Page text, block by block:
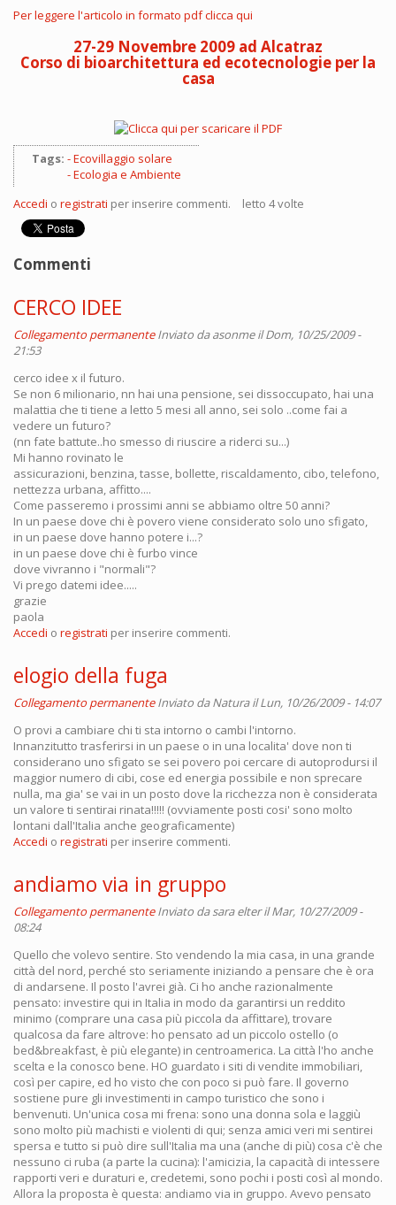
Per leggere l'articolo in formato pdf clicca qui
27-29 Novembre 2009 ad Alcatraz
Corso di bioarchitettura ed ecotecnologie per la
casa
Tags:
Ecovillaggio solare
Ecologia e Ambiente
Accedi o registrati per inserire commenti. letto 4 volte
Commenti
CERCO IDEE
Collegamento permanente Inviato daasonmeil Dom, 10/25/2009 -
21:53
cerco idee x il futuro.
Se non 6 milionario, nn hai una pensione, sei dissoccupato, hai una
malattia che ti tiene a letto 5 mesi all anno, sei solo ..come fai a
vedere un futuro?
(nn fate battute..ho smesso di riuscire a riderci su...)
Mi hanno rovinato le
assicurazioni, benzina, tasse, bollette, riscaldamento, cibo, telefono,
nettezza urbana, affitto....
Come passeremo i prossimi anni se abbiamo oltre 50 anni?
In un paese dove chi è povero viene considerato solo uno sfigato,
in un paese dove hanno potere i...?
in un paese dove chi è furbo vince
dove vivranno i "normali"?
Vi prego datemi idee.....
grazie
paola
Accedi o registrati per inserire commenti.
elogio della fuga
Collegamento permanente Inviato daNaturail Lun, 10/26/2009 - 14:07
O provi a cambiare chi ti sta intorno o cambi l'intorno.
Innanzitutto trasferirsi in un paese o in una localita' dove non ti
considerano uno sfigato se sei povero poi cercare di autoprodursi il
maggior numero di cibi, cose ed energia possibile e non sprecare
nulla, ma gia' se vai in un posto dove la ricchezza non è considerata
un valore ti sentirai rinata!!!!! (ovviamente posti cosi' sono molto
lontani dall'Italia anche geograficamente)
Accedi o registrati per inserire commenti.
andiamo via in gruppo
Collegamento permanente Inviato da sara elteril Mar, 10/27/2009 -
08:24
Quello che volevo sentire. Sto vendendo la mia casa, in una grande
città del nord, perché sto seriamente iniziando a pensare che è ora
di andarsene. Il posto l'avrei già. Ci ho anche razionalmente
pensato: investire qui in Italia in modo da garantirsi un reddito
minimo (comprare una casa più piccola da affittare), trovare
qualcosa da fare altrove: ho pensato ad un piccolo ostello (o
bed&breakfast, è più elegante) in centroamerica. La città l'ho anche
scelta e la conosco bene. HO guardato i siti di vendite immobiliari,
così per capire, ed ho visto che con poco si può fare. Il governo
sostiene pure gli investimenti in campo turistico che sono i
benvenuti. Un'unica cosa mi frena: sono una donna sola e laggiù
sono molto più machisti e violenti di qui; senza amici veri mi sentirei
spersa e tutto si può dire sull'Italia ma una (anche di più) cosa c'è che
nessuno ci ruba (a parte la cucina): l'amicizia, la capacità di intessere
rapporti veri e duraturi e, credetemi, sono pochi i posti così al mondo.
Allora la proposta è questa: andiamo via in gruppo. Avevo pensato